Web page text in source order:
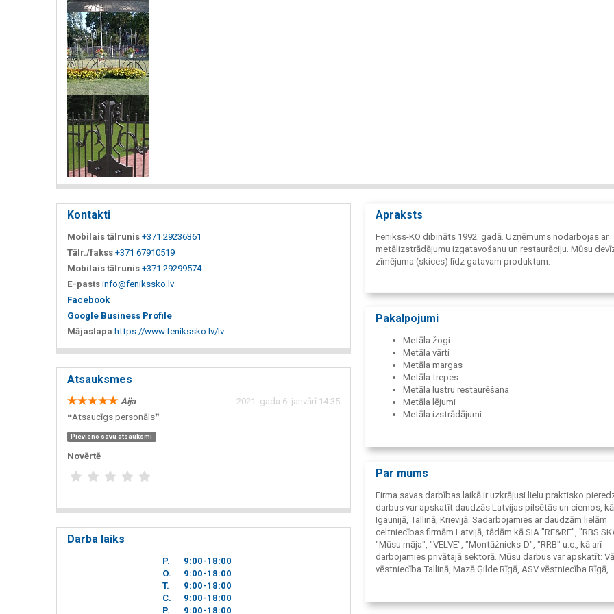
Kontakti
Mobilais tālrunis +371 29236361
Tālr./fakss +371 67910519
Mobilais tālrunis +371 29299574
E-pasts info@fenikssko.lv
Facebook
Google Business Profile
Mājaslapa https://www.fenikssko.lv/lv
Atsauksmes
Aija
2021. gada 6. janvārī 14:35
❝Atsaucīgs personāls❞
Pievieno savu atsauksmi
Novērtē
Darba laiks
P. 9 00-18 00
O.
9 00-18 00
T.
9 00-18 00
C.
9 00-18 00
P.
9 00-18 00
Apraksts
Fenikss-KO dibināts 1992. gadā. Uzņēmums nodarbojas ar
metālizstrādājumu izgatavošanu un restaurāciju. Mūsu
zīmējuma (skices) līdz gatavam produktam.
Pakalpojumi
Metāla žogi
Metāla vārti
Metāla margas
Metāla trepes
Metāla lustru restaurēšana
Metāla lējumi
Metāla izstrādājumi
Par mums
Firma savas darbības laikā ir uzkrājusi lielu praktisko
darbus var apskatīt daudzās Latvijas pilsētās un ciemos,
Igaunijā, Tallinā, Krievijā. Sadarbojamies ar daudzām lielām
celtniecības firmām Latvijā, tādām kā SIA "RE&RE", "RBS
"Mūsu māja", "VELVE", "Montāžnieks-D", "RRB" u.c., kā arī
darbojamies privātajā sektorā. Mūsu darbus var apskatīt:
vēstniecība Tallinā, Mazā Ģilde Rīgā, ASV vēstniecība Rīgā,
Baltkrievijas vēstniecība Rīgā, Franču vēstniecība Rīgā,
Nacionālais Teātris Rīgā, Ķīpsalas dzīvojamais rajons,